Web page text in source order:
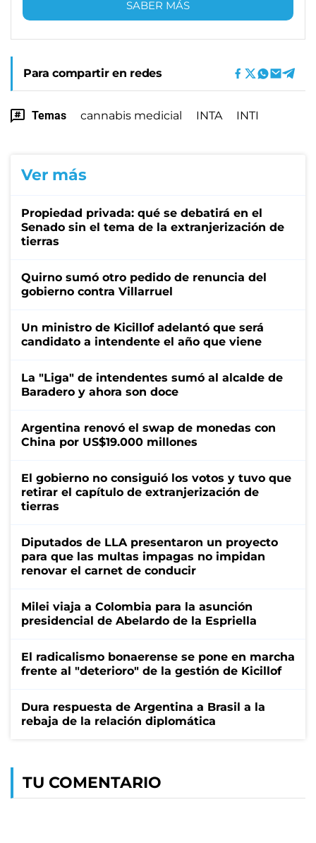
SABER MÁS
Para compartir en redes
Temas cannabis medicial INTA INTI
Ver más
Propiedad privada: qué se debatirá en el
Senado sin el tema de la extranjerización de
tierras
Quirno sumó otro pedido de renuncia del
gobierno contra Villarruel
Un ministro de Kicillof adelantó que será
candidato a intendente el año que viene
La "Liga" de intendentes sumó al alcalde de
Baradero y ahora son doce
Argentina renovó el swap de monedas con
China por US$19.000 millones
El gobierno no consiguió los votos y tuvo que
retirar el capítulo de extranjerización de
tierras
Diputados de LLA presentaron un proyecto
para que las multas impagas no impidan
renovar el carnet de conducir
Milei viaja a Colombia para la asunción
presidencial de Abelardo de la Espriella
El radicalismo bonaerense se pone en marcha
frente al "deterioro" de la gestión de Kicillof
Dura respuesta de Argentina a Brasil a la
rebaja de la relación diplomática
TU COMENTARIO